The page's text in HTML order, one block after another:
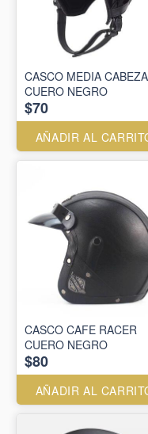
CASCO MEDIA CABEZA
CUERO NEGRO
$70
AÑADIR AL
CASCO CAFE RACER
CUERO NEGRO
$80
AÑADIR AL